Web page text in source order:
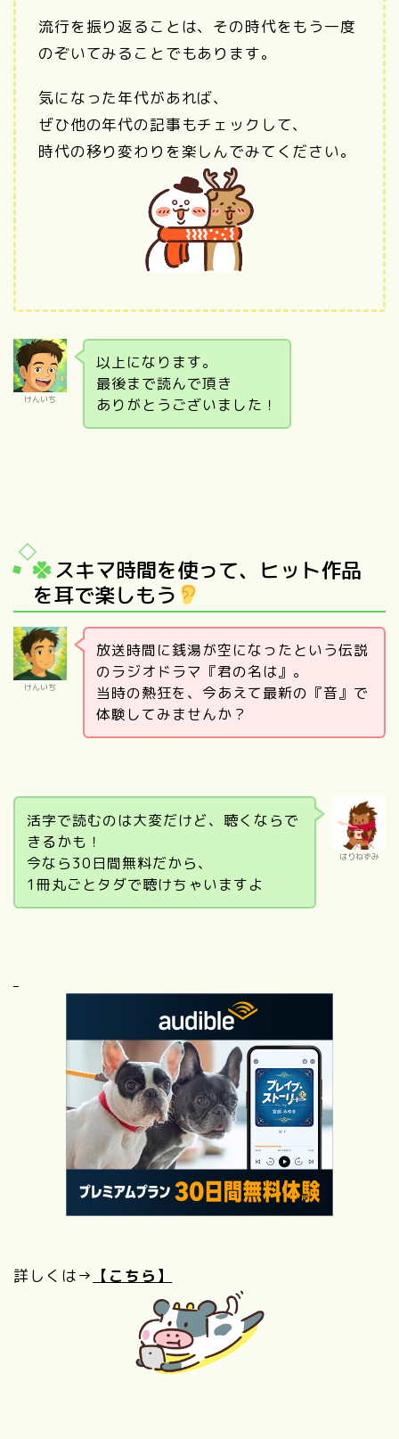
流行を振り返ることは、その時代をもう一度
のぞいてみることでもあります。
気になった年代があれば、
ぜひ他の年代の記事もチェックして、
時代の移り変わりを楽しんでみてください。
けんいち
以上になります。
最後まで読んで頂き
ありがとうございました！
スキマ時間を使って、ヒット作品
を耳で楽しもう
けんいち
放送時間に銭湯が空になったという伝説
のラジオドラマ『君の名は』。
当時の熱狂を、今あえて最新の『音』で
体験してみませんか？
はりねずみ
活字で読むのは大変だけど、聴くならで
きるかも！
今なら30日間無料だから、
1冊丸ごとタダで聴けちゃいますよ
詳しくは→ 【こちら】